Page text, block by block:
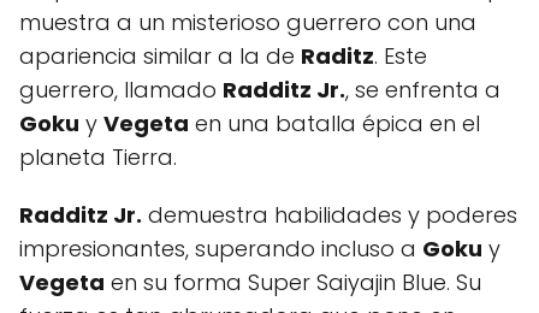
muestra a un misterioso guerrero con una
apariencia similar a la de Raditz. Este
guerrero, llamado Radditz Jr., se enfrenta a
Goku y Vegeta en una batalla épica en el
planeta Tierra.
Radditz Jr. demuestra habilidades y poderes
impresionantes, superando incluso a Goku y
Vegeta en su forma Super Saiyajin Blue. Su